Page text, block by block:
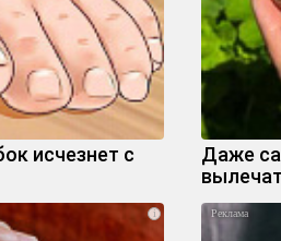
исчезнет с
Даже
i